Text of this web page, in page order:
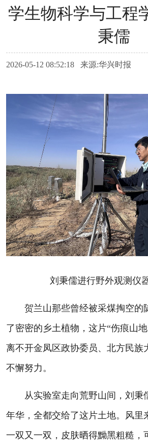
学生物科学与工程
秉儒
2026-05-12 08:52:18 来源:华兴时报
刘秉儒进行野外观测仪器
贺兰山那些曾经被采煤掏空的
了密密的乡土植物，这片“伤痕山
离不开金凤区政协委员、北方民族
不懈努力。
从实验室走向荒野山间，刘秉
年华，全都交给了这片土地。风里
一双又一双，皮肤晒得黝黑粗糙，